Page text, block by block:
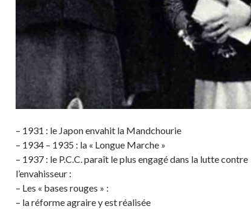
– 1931 : le Japon envahit la Mandchourie
– 1934 – 1935 : la « Longue Marche »
– 1937 : le P.C.C. paraît le plus engagé dans la lutte contre
l’envahisseur :
– Les « bases rouges » :
– la réforme agraire y est réalisée